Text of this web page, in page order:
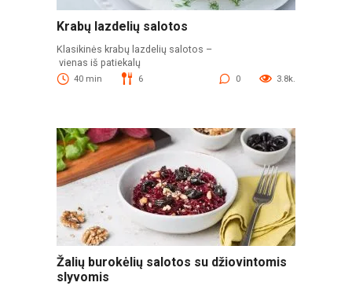
Krabų lazdelių salotos
Klasikinės krabų lazdelių salotos –
vienas iš patiekalų
40 min 6 0 3.8k.
Žalių burokėlių salotos su džiovintomis
slyvomis